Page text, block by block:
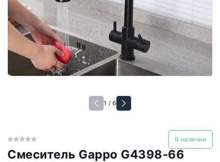
1 / 6
В наличии
Смеситель Gappo G4398-66